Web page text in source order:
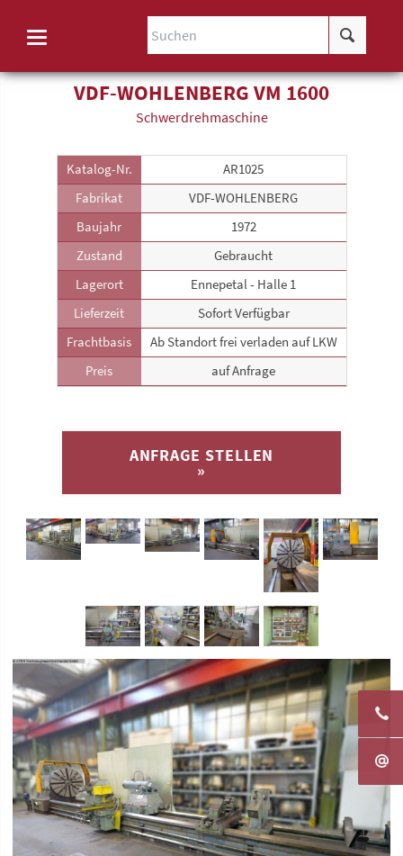
VDF-WOHLENBERG VM 1600
Schwerdreh­maschine
Katalog-Nr.
AR1025
Fabrikat
VDF-WOHLENBERG
Baujahr
1972
Zustand
Gebraucht
Lagerort
Ennepetal - Halle 1
Lieferzeit
Sofort Verfügbar
Frachtbasis
Ab Standort frei verladen auf LKW
Preis
auf Anfrage
ANFRAGE STELLEN
»